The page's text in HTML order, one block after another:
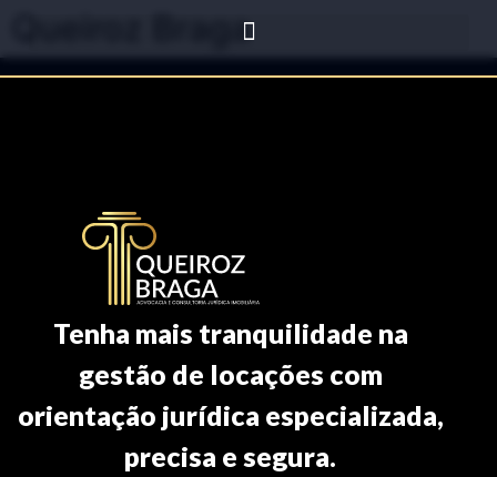
Queiroz Braga
Tenha mais tranquilidade na
gestão de locações com
orientação jurídica especializada,
precisa e segura.